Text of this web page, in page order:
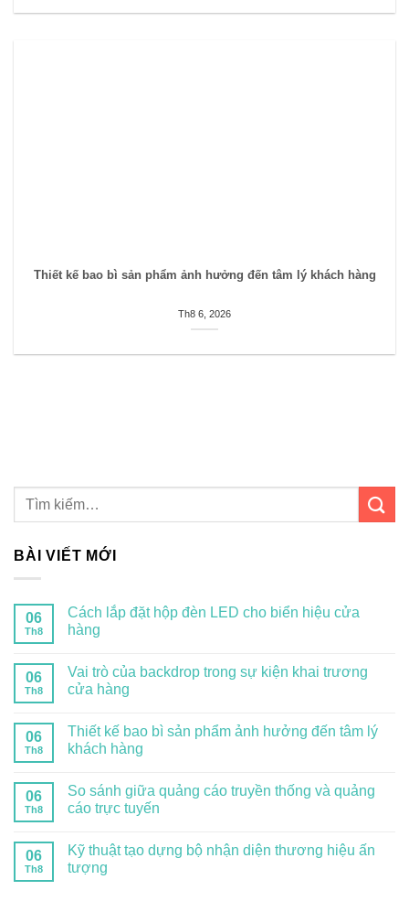
Thiết kế bao bì sản phẩm ảnh hưởng đến tâm lý khách hàng
Th8 6, 2026
BÀI VIẾT MỚI
06
Th8
Cách lắp đặt hộp đèn LED cho biển hiệu cửa
hàng
06
Th8
Vai trò của backdrop trong sự kiện khai trương
cửa hàng
06
Th8
Thiết kế bao bì sản phẩm ảnh hưởng đến tâm lý
khách hàng
06
Th8
So sánh giữa quảng cáo truyền thống và quảng
cáo trực tuyến
06
Th8
Kỹ thuật tạo dựng bộ nhận diện thương hiệu ấn
tượng